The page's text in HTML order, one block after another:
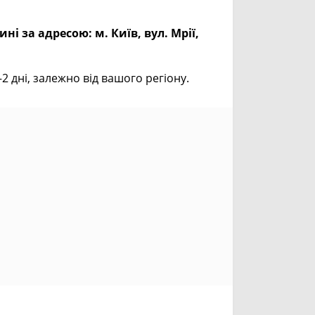
за адресою: м. Київ, вул. Мрії,
залежно від вашого регіону.